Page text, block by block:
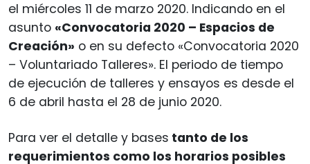
el miércoles 11 de marzo 2020. Indicando en el
asunto «Convocatoria 2020 – Espacios de
Creación» o en su defecto «Convocatoria 2020
– Voluntariado Talleres». El periodo de tiempo
de ejecución de talleres y ensayos es desde el
6 de abril hasta el 28 de junio 2020.
Para ver el detalle y bases tanto de los
requerimientos como los horarios posibles